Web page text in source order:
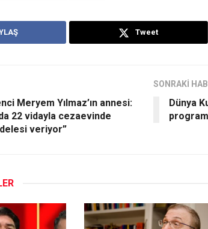
Tweet
Meryem Yılmaz’ın annesi:
22 vidayla cezaevinde
veriyor”
SONRAKİ
Dünya